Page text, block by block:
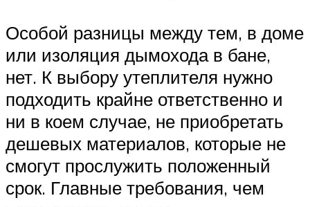
Особой разницы между тем, в доме
или изоляция дымохода в бане,
нет. К выбору утеплителя нужно
подходить крайне ответственно и
ни в коем случае, не приобретать
дешевых материалов, которые не
смогут прослужить положенный
срок. Главные требования, чем